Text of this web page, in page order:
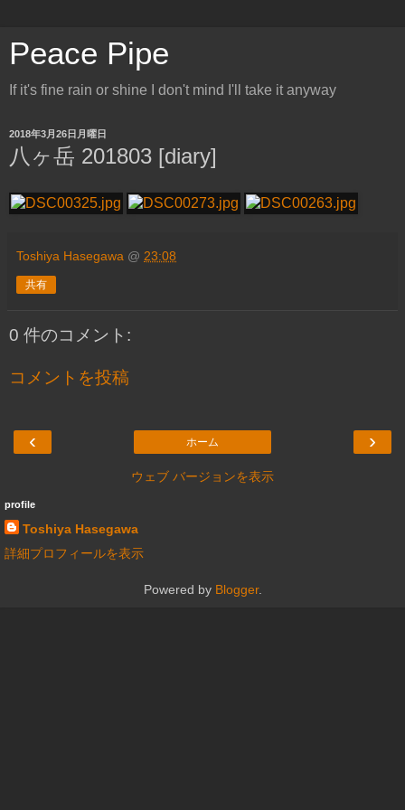
Peace Pipe
If it's fine rain or shine I don't mind I'll take it anyway
2018年3月26日月曜日
八ヶ岳 201803 [diary]
Toshiya Hasegawa @ 23:08
共有
0 件のコメント:
コメントを投稿
‹ ›
ホーム
ウェブ バージョンを表示
profile
Toshiya Hasegawa
詳細プロフィールを表示
Powered by Blogger.